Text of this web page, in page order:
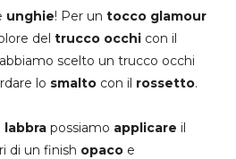
unghie! Per un tocco glamour
del trucco occhi con il
scelto un trucco occhi
lo smalto con il rossetto.
labbra possiamo applicare il
di un finish opaco e